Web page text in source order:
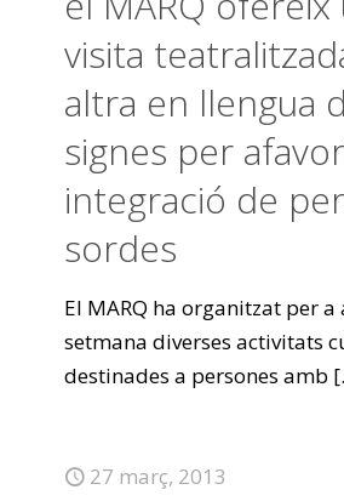
visita
altra en llengua
signes per
integració de
sordes
El MARQ ha organitzat per
setmana diverses activitats
destinades a persones amb
27 març, 2013